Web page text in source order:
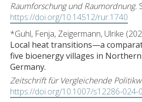
Raumforschung und Raumordnung.
https://doi.org/10.14512/rur.1740
*Guhl, Fenja, Zeigermann, Ulrike
Local heat transitions—a
five bioenergy villages in
Germany.
Zeitschrift für Vergleichende
https://doi.org/10.1007/s12286-024-